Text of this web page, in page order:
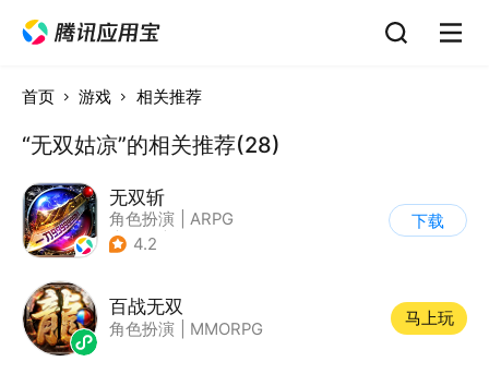
首页 游戏 相关推荐
“无双姑凉”的相关推荐(28)
无双斩
角色扮演
ARPG
| 传奇
4.2
下载
百战无双
角色扮演 MMORPG
马上玩